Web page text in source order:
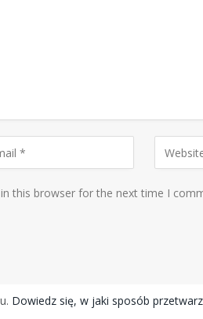
this browser for the next time I
Dowiedz się, w jaki sposób